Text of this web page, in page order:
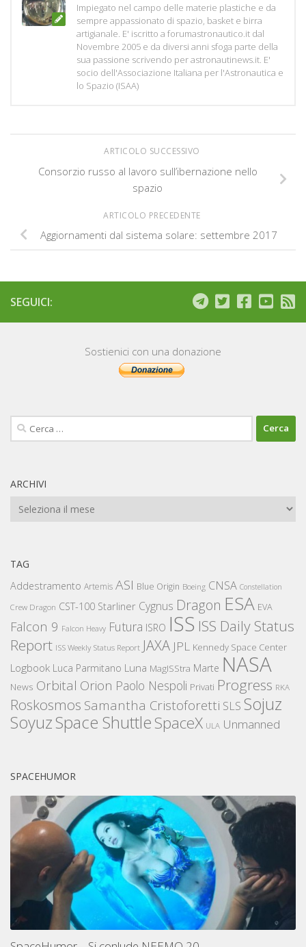
Impiegato nel campo delle materie plastiche e da
sempre appassionato di spazio, basket e birra
artigianale. E' iscritto a forumastronautico.it dal
Novembre 2005 e da diversi anni sfoga parte della
sua passione scrivendo per astronautinews.it. E'
socio dell'Associazione Italiana per l'Astronautica e
lo Spazio (ISAA)
ARTICOLO SUCCESSIVO
Consorzio russo al lavoro sull’ibernazione nello
spazio
ARTICOLO PRECEDENTE
Aggiornamenti dal sistema solare: settembre 2017
SEGUICI:
Sostienici con una donazione
Ricerca
per:
ARCHIVI
Archivi
TAG
Addestramento Artemis ASI Blue Origin Boeing CNSA Constellation
Crew Dragon CST-100 Starliner Cygnus Dragon ESA EVA
Falcon 9 Falcon Heavy Futura ISRO ISS ISS Daily Status
Report ISS Weekly Status Report JAXA JPL Kennedy Space Center
Logbook Luca Parmitano Luna MagISStra Marte NASA
News Orbital Orion Paolo Nespoli Privati Progress RKA
Roskosmos Samantha Cristoforetti SLS Sojuz
SoyuzSpace ShuttleSpaceX ULA Unmanned
SPACEHUMOR